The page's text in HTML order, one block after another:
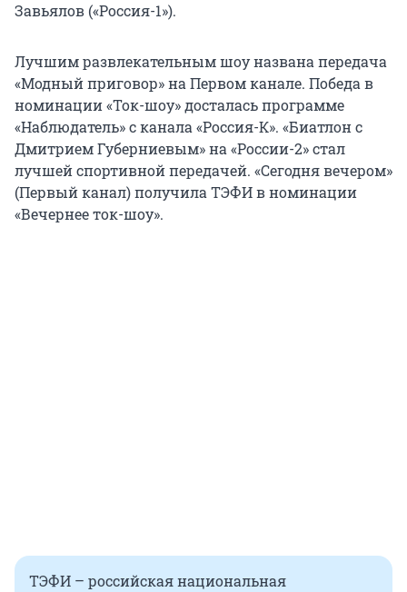
Завьялов («Россия-1»).
Лучшим развлекательным шоу названа передача
«Модный приговор» на Первом канале. Победа в
номинации «Ток-шоу» досталась программе
«Наблюдатель» с канала «Россия-К». «Биатлон с
Дмитрием Губерниевым» на «России-2» стал
лучшей спортивной передачей. «Сегодня вечером»
(Первый канал) получила ТЭФИ в номинации
«Вечернее ток-шоу».
ТЭФИ – российская национальная